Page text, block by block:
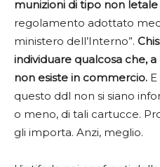
munizioni di tipo non letale
regolamento adottato
ministero dell’Interno”.
individuare qualcosa che,
non esiste in commercio.
questo ddl non si siano
o meno, di tali cartucce.
gli importa. Anzi, meglio.